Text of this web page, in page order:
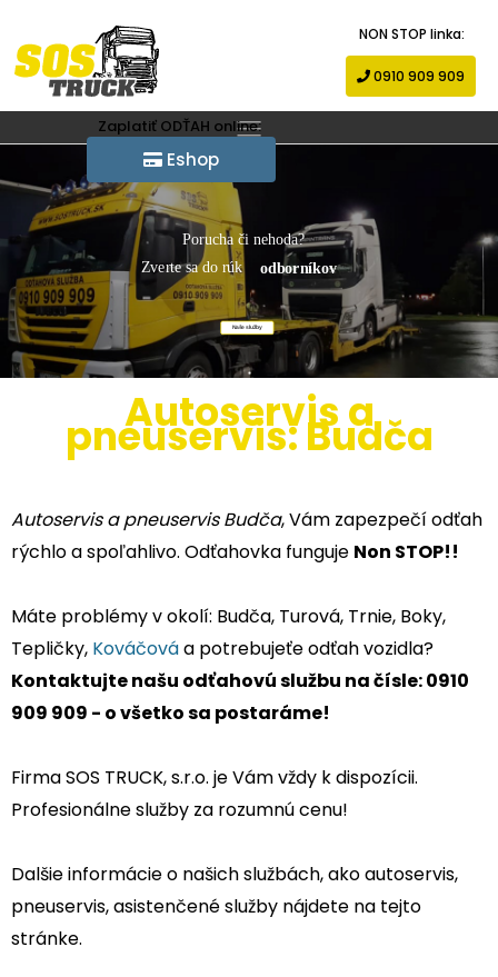
0910 909 909
NON STOP linka:
Eshop
Zaplatiť ODŤAH online:
Porucha či nehoda?
Zverte sa do rúk odborníkov
Naše služby
Autoservis a
pneuservis: Budča
Autoservis a pneuservis Budča, Vám zapezpečí odťah
rýchlo a spoľahlivo. Odťahovka funguje Non STOP!!
Máte problémy v okolí: Budča, Turová, Trnie, Boky,
Tepličky, Kováčováa potrebujeťe odťah vozidla?
Kontaktujte našu odťahovú službu na čísle: 0910
909 909 - o všetko sa postaráme!
Firma SOS TRUCK, s.r.o. je Vám vždy k dispozícii.
Profesionálne služby za rozumnú cenu!
Dalšie informácie o našich službách, ako autoservis,
pneuservis, asistenčené služby nájdete na tejto
stránke.